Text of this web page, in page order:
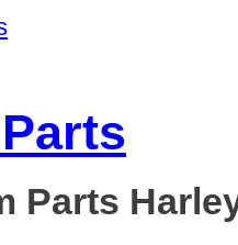
Parts